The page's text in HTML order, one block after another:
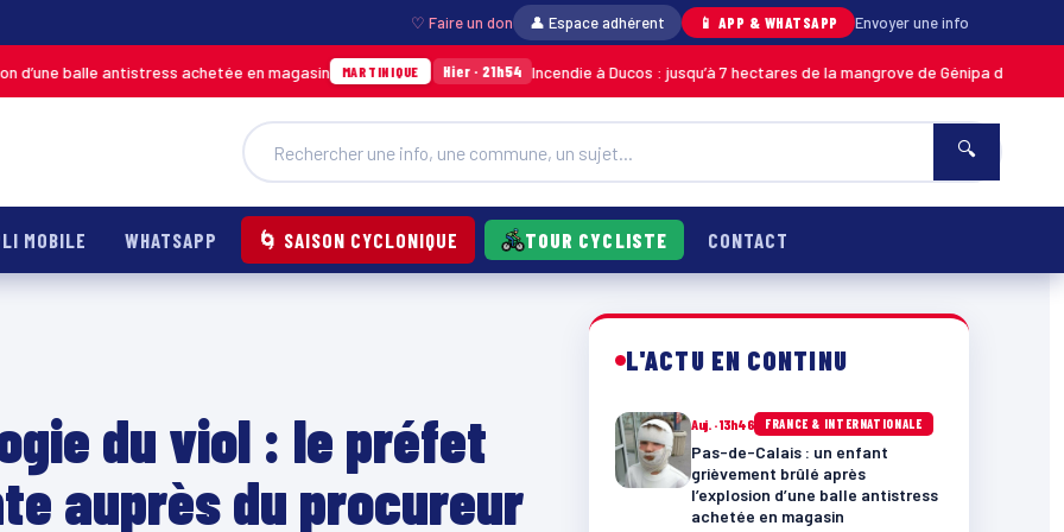
♡ Faire un don 👤 Espace adhérent 📱 APP & WHATSAPP Envoyer une info
antistress achetée en magasin MARTINIQUE Hier · 21h54 Incendie à Ducos : jusqu’à 7 hectares de la mangrove de Génipa détruits, le feu
🔍
MOBILE WHATSAPP 🌀 SAISON CYCLONIQUE TOUR CYCLISTE CONTACT
du viol : le préfet
auprès du procureur
L'ACTU EN CONTINU
Auj. · 13h46 FRANCE & INTERNATIONALE
Pas-de-Calais : un enfant
grièvement brûlé après
l’explosion d’une balle antistress
achetée en magasin